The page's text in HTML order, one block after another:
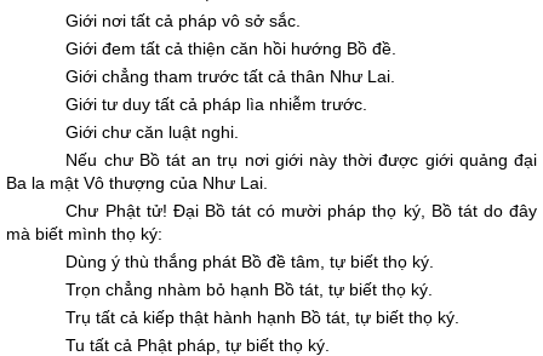
Giới nơi tất cả pháp vô sở sắc.
Giới đem tất cả thiện căn hồi hướng Bồ đề.
Giới chẳng tham trước tất cả thân Như Lai.
Giới tư duy tất cả pháp lìa nhiễm trước.
Giới chư căn luật nghi.
Nếu chư Bồ tát an trụ nơi giới này thời được giới quảng đại
Ba la mật Vô thượng của Như Lai.
Chư Phật tử! Ðại Bồ tát có mười pháp thọ ký, Bồ tát do đây
mà biết mình thọ ký:
Dùng ý thù thắng phát Bồ đề tâm, tự biết thọ ký.
Trọn chẳng nhàm bỏ hạnh Bồ tát, tự biết thọ ký.
Trụ tất cả kiếp thật hành hạnh Bồ tát, tự biết thọ ký.
Tu tất cả Phật pháp, tự biết thọ ký.